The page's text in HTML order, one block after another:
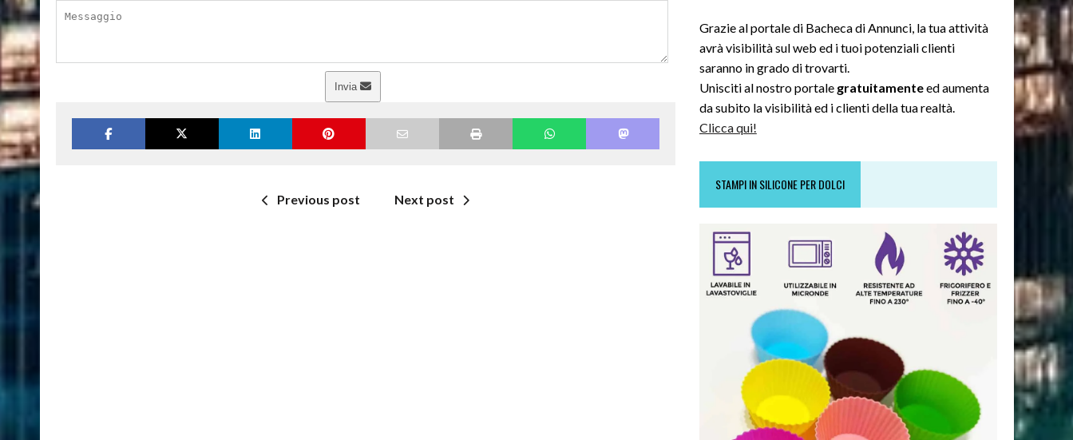
Invia
Previous post Next post
Grazie al portale di Bacheca di Annunci, la tua attività
avrà visibilità sul web ed i tuoi potenziali clienti
saranno in grado di trovarti.
Unisciti al nostro portale gratuitamenteed aumenta
da subito la visibilità ed i clienti della tua realtà.
Clicca qui!
STAMPI IN SILICONE PER DOLCI